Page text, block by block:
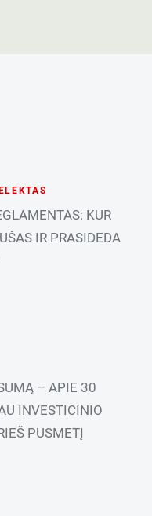
KUR
IR PRASIDEDA
– APIE 30
INVESTICINIO
PUSMETĮ